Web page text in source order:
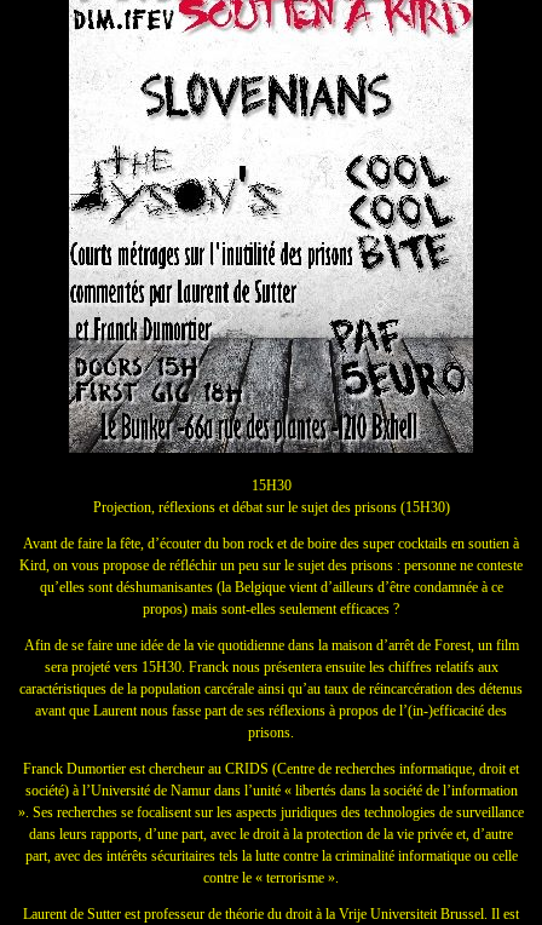
15H30
Projection, réflexions et débat sur le sujet des prisons (15H30)
Avant de faire la fête, d’écouter du bon rock et de boire des super cocktails en soutien à
Kird, on vous propose de réfléchir un peu sur le sujet des prisons : personne ne conteste
qu’elles sont déshumanisantes (la Belgique vient d’ailleurs d’être condamnée à ce
propos) mais sont-elles seulement efficaces ?
Afin de se faire une idée de la vie quotidienne dans la maison d’arrêt de Forest, un film
sera projeté vers 15H30. Franck nous présentera ensuite les chiffres relatifs aux
caractéristiques de la population carcérale ainsi qu’au taux de réincarcération des détenus
avant que Laurent nous fasse part de ses réflexions à propos de l’(in-)efficacité des
prisons.
Franck Dumortier est chercheur au CRIDS (Centre de recherches informatique, droit et
société) à l’Université de Namur dans l’unité « libertés dans la société de l’information
». Ses recherches se focalisent sur les aspects juridiques des technologies de surveillance
dans leurs rapports, d’une part, avec le droit à la protection de la vie privée et, d’autre
part, avec des intérêts sécuritaires tels la lutte contre la criminalité informatique ou celle
contre le « terrorisme ».
Laurent de Sutter est professeur de théorie du droit à la Vrije Universiteit Brussel. Il est